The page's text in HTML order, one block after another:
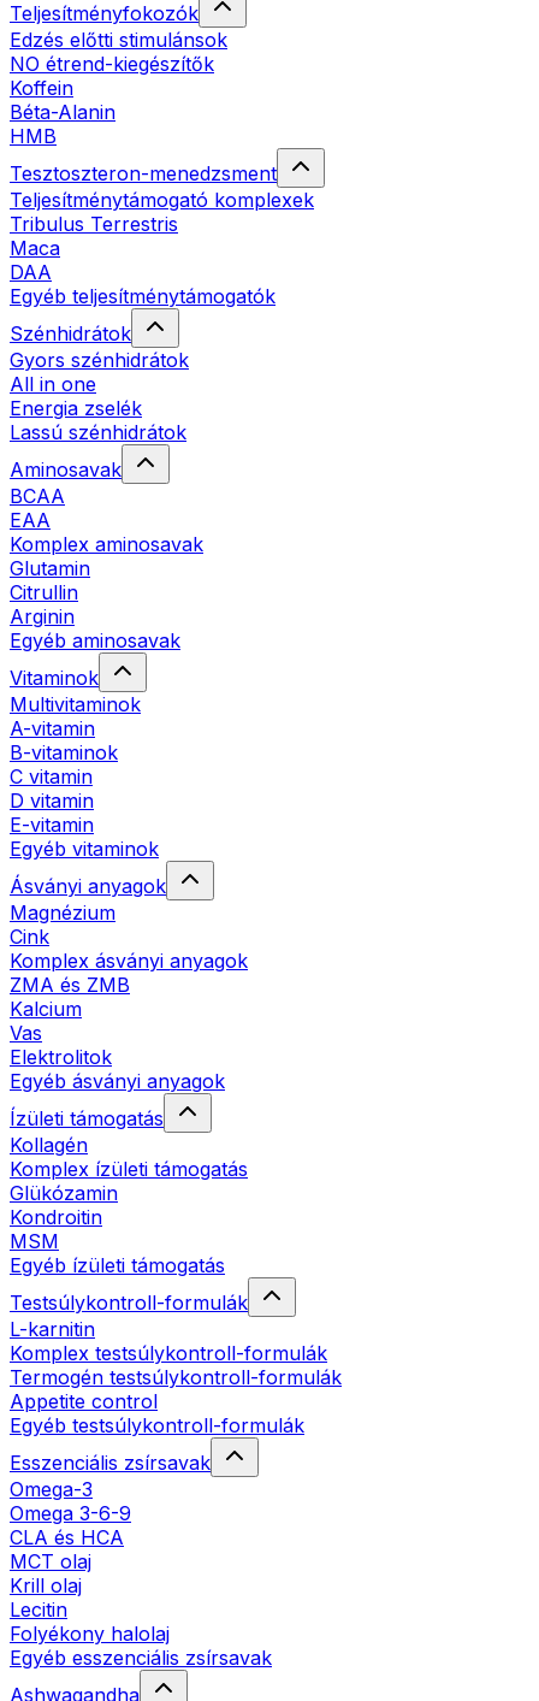
Teljesítményfokozók
Edzés előtti stimulánsok
NO étrend-kiegészítők
Koffein
Béta-Alanin
HMB
Tesztoszteron-menedzsment
Teljesítménytámogató komplexek
Tribulus Terrestris
Maca
DAA
Egyéb teljesítménytámogatók
Szénhidrátok
Gyors szénhidrátok
All in one
Energia zselék
Lassú szénhidrátok
Aminosavak
BCAA
EAA
Komplex aminosavak
Glutamin
Citrullin
Arginin
Egyéb aminosavak
Vitaminok
Multivitaminok
A-vitamin
B-vitaminok
C vitamin
D vitamin
E-vitamin
Egyéb vitaminok
Ásványi anyagok
Magnézium
Cink
Komplex ásványi anyagok
ZMA és ZMB
Kalcium
Vas
Elektrolitok
Egyéb ásványi anyagok
Ízületi támogatás
Kollagén
Komplex ízületi támogatás
Glükózamin
Kondroitin
MSM
Egyéb ízületi támogatás
Testsúlykontroll-formulák
L-karnitin
Komplex testsúlykontroll-formulák
Termogén testsúlykontroll-formulák
Appetite control
Egyéb testsúlykontroll-formulák
Esszenciális zsírsavak
Omega-3
Omega 3-6-9
CLA és HCA
MCT olaj
Krill olaj
Lecitin
Folyékony halolaj
Egyéb esszenciális zsírsavak
Ashwagandha